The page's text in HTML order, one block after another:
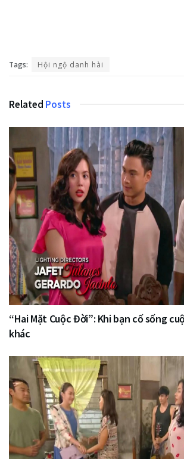
Tags: Hội ngộ danh hài
Related Posts
“Hai Mặt Cuộc Đời”: Khi bạn cố sống
khác